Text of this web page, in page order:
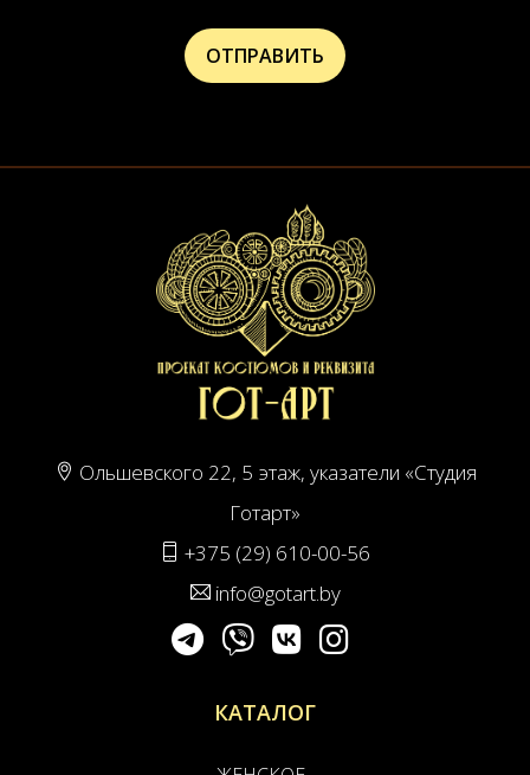
Ольшевского 22, 5 этаж, указатели «Студия
Готарт»
+375 (29) 610-00-56
info@gotart.by
КАТАЛОГ